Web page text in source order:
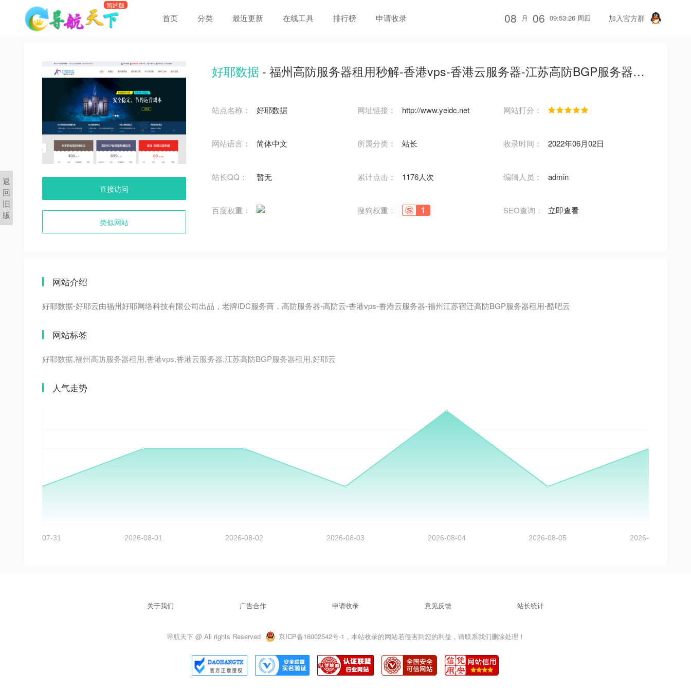
首页 分类 最近更新 在线工具 排行榜 申请收录 08 月 06 09:53:26 周四 加入官方群
直接访问
类似网站
好耶数据 - 福州高防服务器租用秒解-香港vps-香港云服务器-江苏高防BGP服务器租用-好耶云
站点名称： 好耶数据 网址链接： http://www.yeidc.net 网站打分：
网站语言： 简体中文 所属分类： 站长 收录时间： 2022年06月02日
站长QQ： 暂无 累计点击： 1176人次 编辑人员： admin
百度权重： 搜狗权重： SEO查询： 立即查看
网站介绍
好耶数据-好耶云由福州好耶网络科技有限公司出品，老牌IDC服务商，高防服务器-高防云-香港vps-香港云服务器-福州江苏宿迁高防BGP服务器租用-酷吧云
网站标签
好耶数据,福州高防服务器租用,香港vps,香港云服务器,江苏高防BGP服务器租用,好耶云
人气走势
关于我们 广告合作 申请收录 意见反馈 站长统计
导航天下 @ All rights Reserved 京ICP备16002542号-1，本站收录的网站若侵害到您的利益，请联系我们删除处理！
返
回
旧
版